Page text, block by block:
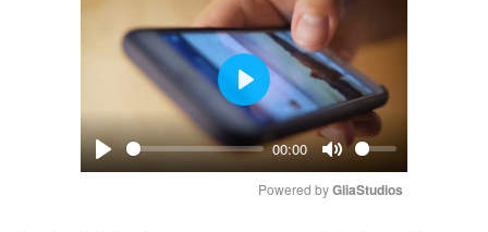
Play
00:00
Mute
Play
Powered by GliaStudios